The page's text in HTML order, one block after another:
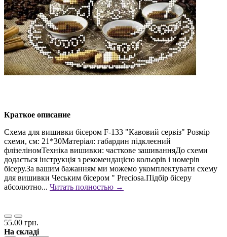
Краткое описание
Схема для вишивки бісером F-133 "Кавовий сервіз" Розмір
схеми, см: 21*30Матеріал: габардин підклеєний
флізеліномТехніка вишивки: часткове зашиванняДо схеми
додається інструкція з рекомендацією кольорів і номерів
бісеру.За вашим бажанням ми можемо укомплектувати схему
для вишивки Чеським бісером " Preciosa.Підбір бісеру
абсолютно... Читать полностью →
55.00 грн.
На складі